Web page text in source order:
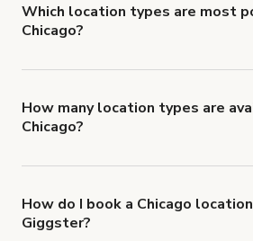
Which location types are most
Chicago?
How many location types are
Chicago?
How do I book a Chicago
Giggster?